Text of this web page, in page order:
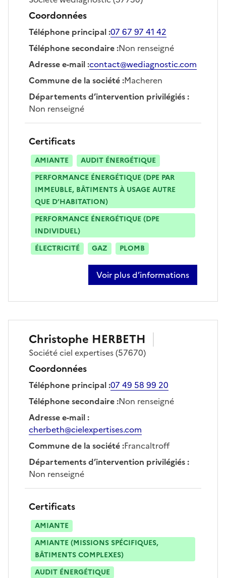
Coordonnées
Téléphone principal:07 67 97 41 42
Téléphone secondaire:Non renseigné
Adresse e-mail:contact@wediagnostic.com
Commune de la société:Macheren
Départements d’intervention privilégiés:
Non renseigné
Certificats
AMIANTE
AUDIT ÉNERGÉTIQUE
PERFORMANCE ÉNERGÉTIQUE (DPE PAR
IMMEUBLE, BÂTIMENTS À USAGE AUTRE
QUE D’HABITATION)
PERFORMANCE ÉNERGÉTIQUE (DPE
INDIVIDUEL)
ÉLECTRICITÉ
GAZ PLOMB
Voir plus d’informations
sur marc wehrle
Christophe HERBETH
Sociétéciel expertises(57670)
Coordonnées
Téléphone principal:07 49 58 99 20
Téléphone secondaire:Non renseigné
Adresse e-mail:
cherbeth@cielexpertises.com
Commune de la société:Francaltroff
Départements d’intervention privilégiés:
Non renseigné
Certificats
AMIANTE
AMIANTE (MISSIONS SPÉCIFIQUES,
BÂTIMENTS COMPLEXES)
AUDIT ÉNERGÉTIQUE